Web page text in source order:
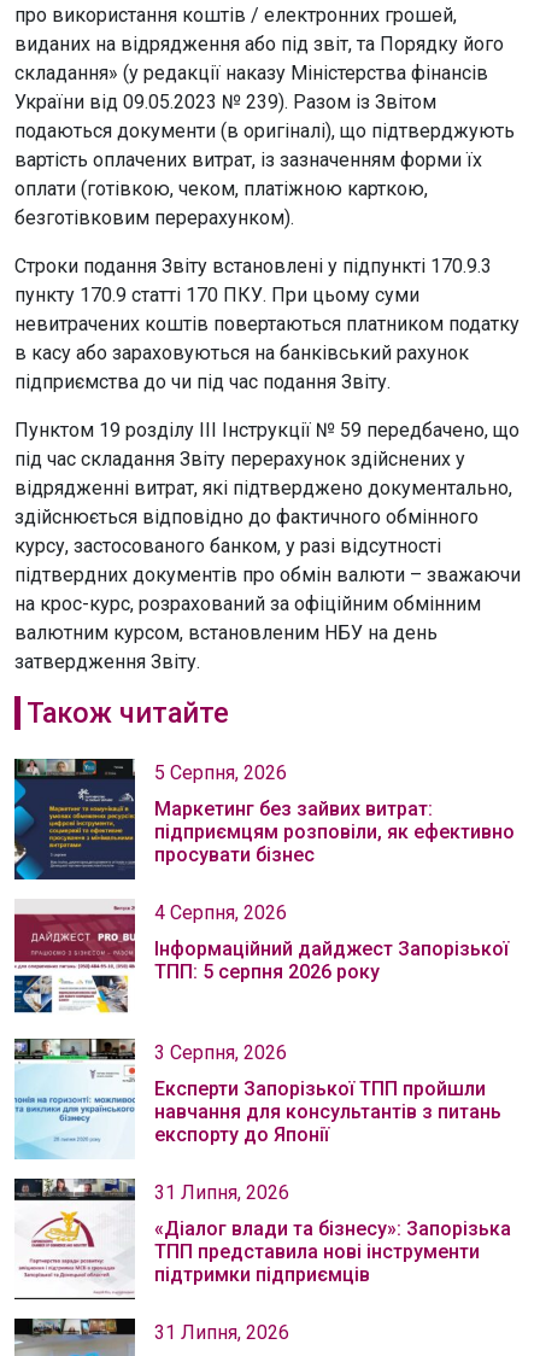
про використання коштів / електронних грошей,
виданих на відрядження або під звіт, та Порядку його
складання» (у редакції наказу Міністерства фінансів
України від 09.05.2023 № 239). Разом із Звітом
подаються документи (в оригіналі), що підтверджують
вартість оплачених витрат, із зазначенням форми їх
оплати (готівкою, чеком, платіжною карткою,
безготівковим перерахунком).
Строки подання Звіту встановлені у підпункті 170.9.3
пункту 170.9 статті 170 ПКУ. При цьому суми
невитрачених коштів повертаються платником податку
в касу або зараховуються на банківський рахунок
підприємства до чи під час подання Звіту.
Пунктом 19 розділу III Інструкції № 59 передбачено, що
під час складання Звіту перерахунок здійснених у
відрядженні витрат, які підтверджено документально,
здійснюється відповідно до фактичного обмінного
курсу, застосованого банком, у разі відсутності
підтвердних документів про обмін валюти – зважаючи
на крос-курс, розрахований за офіційним обмінним
валютним курсом, встановленим НБУ на день
затвердження Звіту.
Також читайте
5 Серпня, 2026
Маркетинг без зайвих витрат:
підприємцям розповіли, як ефективно
просувати бізнес
4 Серпня, 2026
Інформаційний дайджест Запорізької
ТПП: 5 серпня 2026 року
3 Серпня, 2026
Експерти Запорізької ТПП пройшли
навчання для консультантів з питань
експорту до Японії
31 Липня, 2026
«Діалог влади та бізнесу»: Запорізька
ТПП представила нові інструменти
підтримки підприємців
31 Липня, 2026